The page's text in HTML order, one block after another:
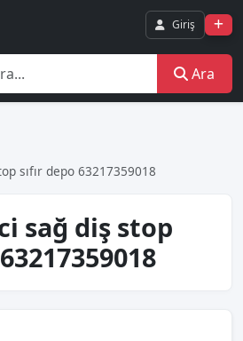
Giriş
Ara
sıfır depo 63217359018
sağ diş stop